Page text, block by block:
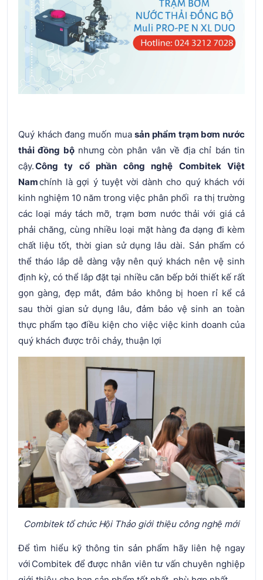
Quý khách đang muốn muasản phẩm trạm bơm nước
thải đồng bộnhưng còn phân vân về địa chỉ bán tin
cậy.Công ty cổ phần công nghệ Combitek Việt
Namchính là gợi ý tuyệt vời dành cho quý khách với
kinh nghiệm 10 năm trong việc phân phối ra thị trường
các loại máy tách mỡ, trạm bơm nước thải với giá cả
phải chăng, cùng nhiều loại mặt hàng đa dạng đi kèm
chất liệu tốt, thời gian sử dụng lâu dài. Sản phẩm có
thể tháo lắp dễ dàng vậy nên quý khách nên vệ sinh
định kỳ, có thể lắp đặt tại nhiều căn bếp bởi thiết kế rất
gọn gàng, đẹp mắt, đảm bảo không bị hoen rỉ kể cả
sau thời gian sử dụng lâu, đảm bảo vệ sinh an toàn
thực phẩm tạo điều kiện cho việc việc kinh doanh của
quý khách được trôi chảy, thuận lợi
Combitek tổ chức Hội Thảo giới thiệu công nghệ mới
Để tìm hiểu kỹ thông tin sản phẩm hãy liên hệ ngay
với Combitek để được nhân viên tư vấn chuyên nghiệp